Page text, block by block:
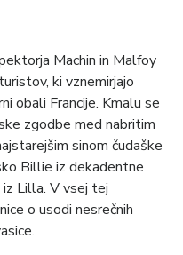
Machin in Malfoy
ki vznemirjajo
obali Francije. Kmalu se
zgodbe med nabritim
sinom čudaške
Billie iz dekadentne
Lilla. V vsej tej
o usodi nesrečnih